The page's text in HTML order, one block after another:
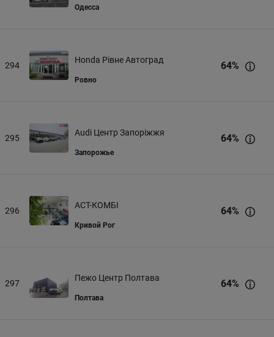
Одесса
294
Honda Рівне Автоград
Ровно
64%
295
Audi Центр Запоріжжя
Запорожье
64%
296
АСТ-КОМБІ
Кривой Рог
64%
297
Пежо Центр Полтава
Полтава
64%